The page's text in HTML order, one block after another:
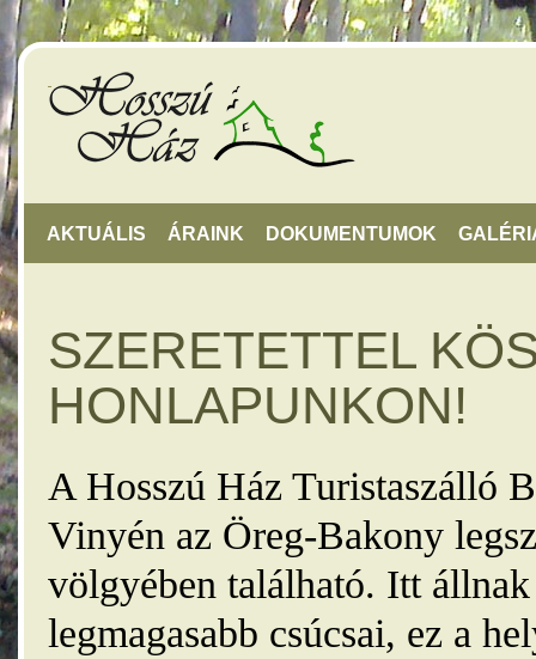
AKTUÁLIS ÁRAINK DOKUMENTUMOK
SZERETETTEL
HONLAPUNKON!
A Hosszú Ház Turistaszálló
Vinyén az Öreg-Bakony
völgyében található. Itt
legmagasabb csúcsai, ez a